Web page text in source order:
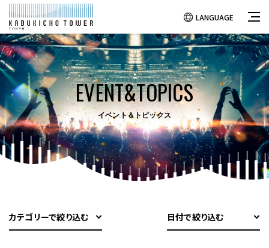
LANGUAGE
EVENT&TOPICS
イベント＆トピックス
カテゴリーで絞り込む 日付で絞り込む